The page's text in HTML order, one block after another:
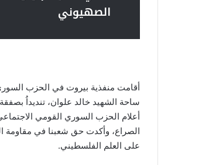
الصهيوني
أقامت منفذية بيروت في الحزب
ساحة الشهيد خالد علوان، تنديداُ
أعلام الحزب السوري القومي
الصراع، وأكدت حق شعبنا في مقاومة
على العلم الفلسطيني.